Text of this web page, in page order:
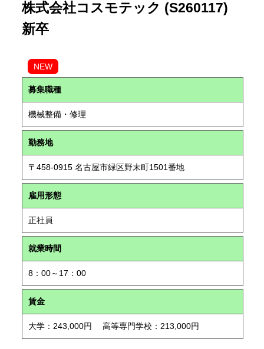
株式会社コスモテック (S260117)
新卒
NEW
募集職種
機械整備・修理
勤務地
〒458-0915 名古屋市緑区野末町1501番地
雇用形態
正社員
就業時間
8：00～17：00
賃金
大学：243,000円 高等専門学校：213,000円